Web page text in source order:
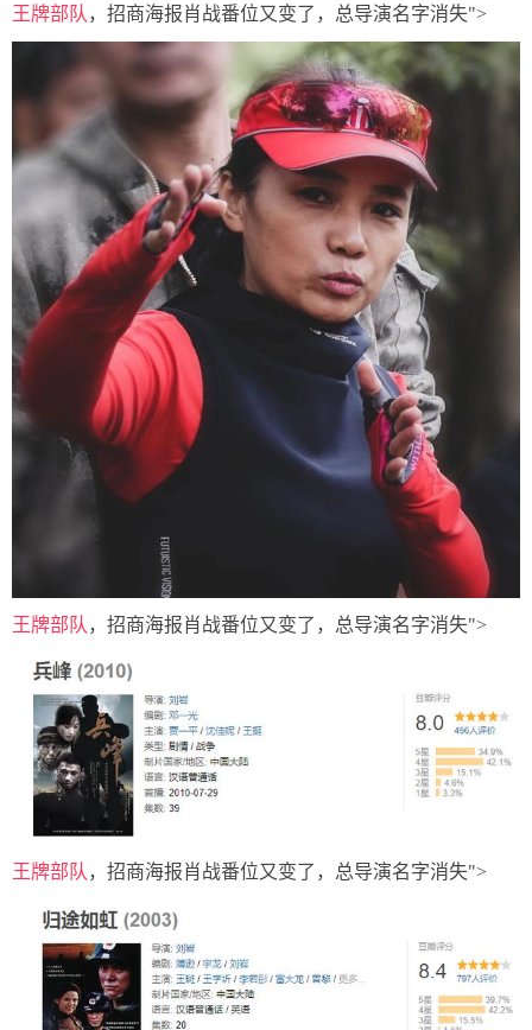
王牌部队 ，招商海报肖战番位又变了，总导演名字消失">
王牌部队 ，招商海报肖战番位又变了，总导演名字消失">
王牌部队 ，招商海报肖战番位又变了，总导演名字消失">